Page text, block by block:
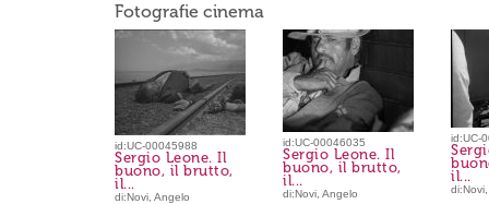
Fotografie cinema
id:UC-00045988
Sergio Leone. Il
buono, il brutto,
il...
di:Novi, Angelo
id:UC-00046035
Sergio Leone. Il
buono, il brutto,
il...
di:Novi, Angelo
id:UC-
il...